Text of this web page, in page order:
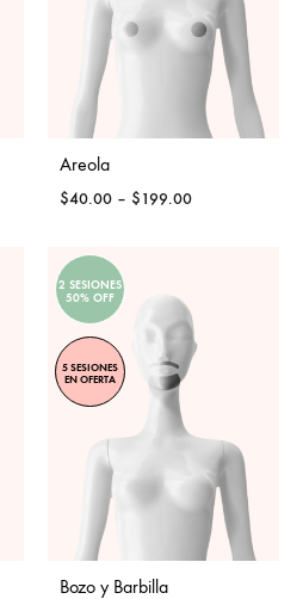
Areola
$40.00 – $199.00Price
2 SESIONES
50% OFF
5 SESIONES
EN OFERTA
Bozo y Barbilla